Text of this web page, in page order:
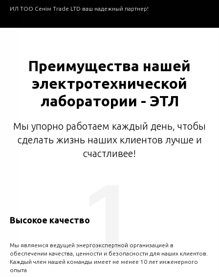
ИЛ ТОО Сенім Trade LTD ваш надежный партнер!
Преимущества нашей
электротехнической
лаборатории - ЭТЛ
Мы упорно работаем каждый день, чтобы
сделать жизнь наших клиентов лучше и
счастливее!
Высокое качество
Мы являемся ведущей энергоэкспертной организацией в
обеспечении качества, ценности и безопасности для наших клиентов.
Каждый член нашей команды имеет не менее 10 лет инженерного
опыта
1